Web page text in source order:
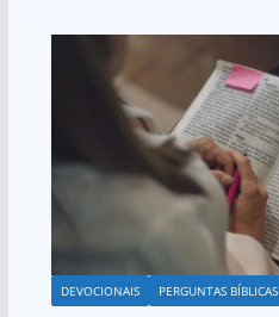
DEVOCIONAIS PERGUNTAS BÍBLICAS